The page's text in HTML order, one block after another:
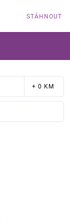
STÁHNOUT
+ 0 KM